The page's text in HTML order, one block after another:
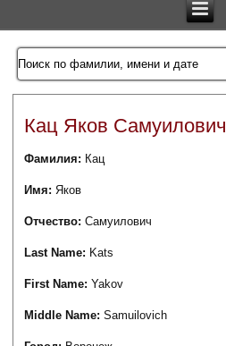
Кац Яков Самуилович
Фамилия: Кац
Имя:Яков
Отчество:Самуилович
Last Name: Kats
First Name:Yakov
Middle Name:Samuilovich